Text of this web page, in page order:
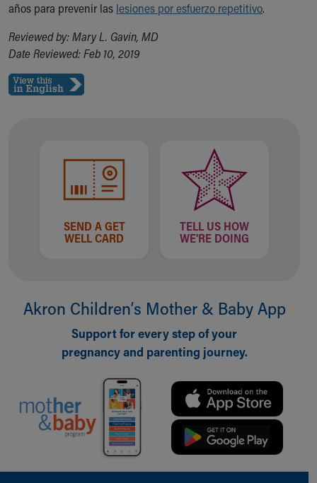
años para prevenir las lesiones por esfuerzo repetitivo.
Reviewed by: Mary L. Gavin, MD
Date Reviewed: Feb 10, 2019
SEND A GET
WELL CARD
TELL US HOW
WE'RE DOING
Akron Children‘s Mother & Baby App
Support for every step of your
pregnancy and parenting journey.